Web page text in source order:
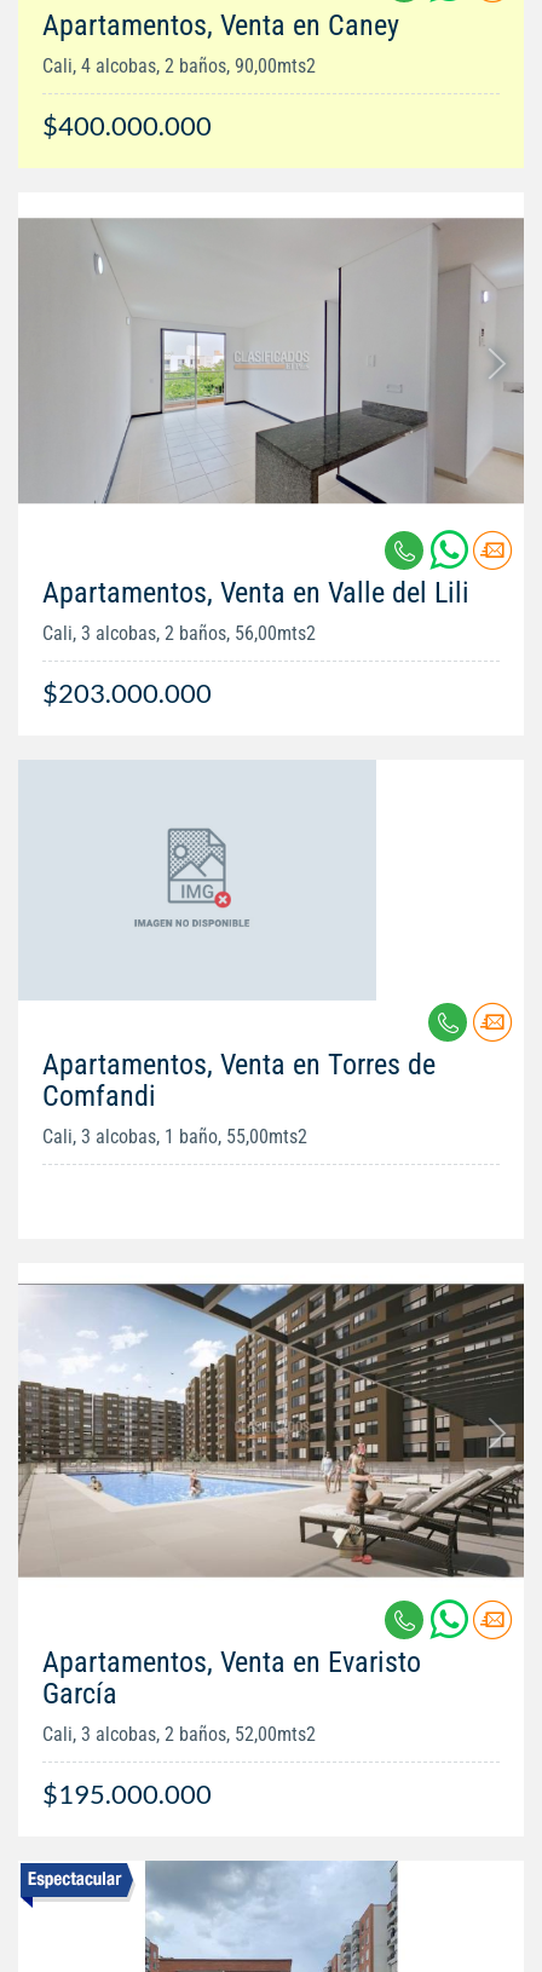
Apartamentos, Venta en Caney
Cali, 4 alcobas, 2 baños, 90,00mts2
$400.000.000
Apartamentos, Venta en Valle del Lili
Cali, 3 alcobas, 2 baños, 56,00mts2
$203.000.000
Apartamentos, Venta en Torres de
Comfandi
Cali, 3 alcobas, 1 baño, 55,00mts2
Apartamentos, Venta en Evaristo
García
Cali, 3 alcobas, 2 baños, 52,00mts2
$195.000.000